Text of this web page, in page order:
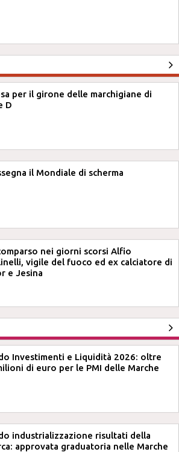
per il girone delle marchigiane di
D
il Mondiale di scherma
nei giorni scorsi Alfio
vigile del fuoco ed ex calciatore di
e Jesina
Investimenti e Liquidità 2026: oltre
di euro per le PMI delle Marche
industrializzazione risultati della
approvata graduatoria nelle Marche